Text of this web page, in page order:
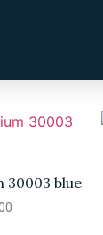
30003 blue